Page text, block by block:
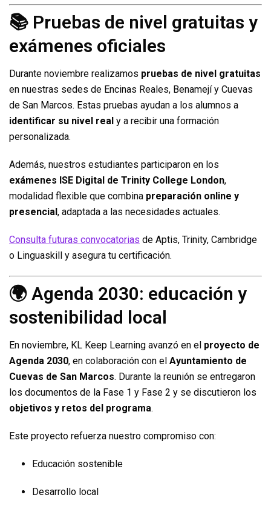
📚 Pruebas de nivel gratuitas y
exámenes oficiales
Durante noviembre realizamos pruebas de nivel gratuitas
en nuestras sedes de Encinas Reales, Benamejí y Cuevas
de San Marcos. Estas pruebas ayudan a los alumnos a
identificar su nivel real y a recibir una formación
personalizada.
Además, nuestros estudiantes participaron en los
exámenes ISE Digital de Trinity College London,
modalidad flexible que combina preparación online y
presencial, adaptada a las necesidades actuales.
Consulta futuras convocatorias de Aptis, Trinity, Cambridge
o Linguaskill y asegura tu certificación.
🌍 Agenda 2030: educación y
sostenibilidad local
En noviembre, KL Keep Learning avanzó en el proyecto de
Agenda 2030, en colaboración con el Ayuntamiento de
Cuevas de San Marcos. Durante la reunión se entregaron
los documentos de la Fase 1 y Fase 2 y se discutieron los
objetivos y retos del programa.
Este proyecto refuerza nuestro compromiso con:
Educación sostenible
Desarrollo local